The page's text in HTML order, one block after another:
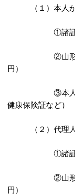
（１）本人が
①諸証明
②山形県収入
円）
③本人確認書
健康保険証など）
（２）代理人
①諸
②山形県収入
円）